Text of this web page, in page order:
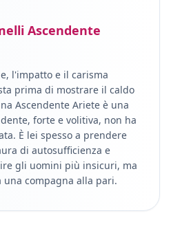
Ascendente
l'impatto e il carisma
prima di mostrare il caldo
Ascendente Ariete è una
forte e volitiva, non ha
È lei spesso a prendere
di autosufficienza e
gli uomini più insicuri, ma
una compagna alla pari.